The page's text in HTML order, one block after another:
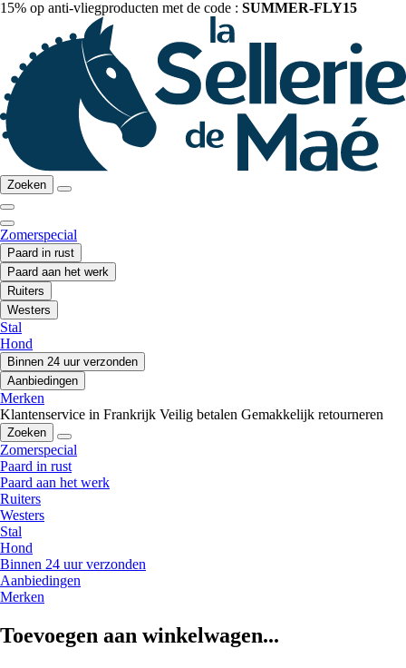
15% op anti-vliegproducten met de code : SUMMER-FLY15
Zoeken
Zomerspecial
Paard in rust
Paard aan het werk
Ruiters
Westers
Stal
Hond
Binnen 24 uur verzonden
Aanbiedingen
Merken
Klantenservice in Frankrijk Veilig betalen Gemakkelijk retourneren
Zoeken
Zomerspecial
Paard in rust
Paard aan het werk
Ruiters
Westers
Stal
Hond
Binnen 24 uur verzonden
Aanbiedingen
Merken
Toevoegen aan winkelwagen...